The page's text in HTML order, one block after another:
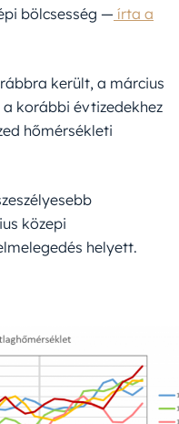
bölcsesség — írta a
került, a március
korábbi évtizedekhez
hőmérsékleti
közepi
helyett.